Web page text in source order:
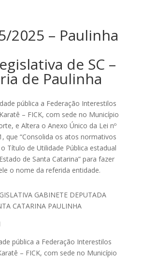
2025 – Paulinha
de SC –
de Paulinha
pública a Federação Interestilos
– FICK, com sede no Município
e Altera o Anexo Único da Lei nº
que “Consolida os atos normativos
Título de Utilidade Pública estadual
de Santa Catarina” para fazer
o nome da referida entidade.
GABINETE DEPUTADA
CATARINA PAULINHA
pública a Federação Interestilos
– FICK, com sede no Município